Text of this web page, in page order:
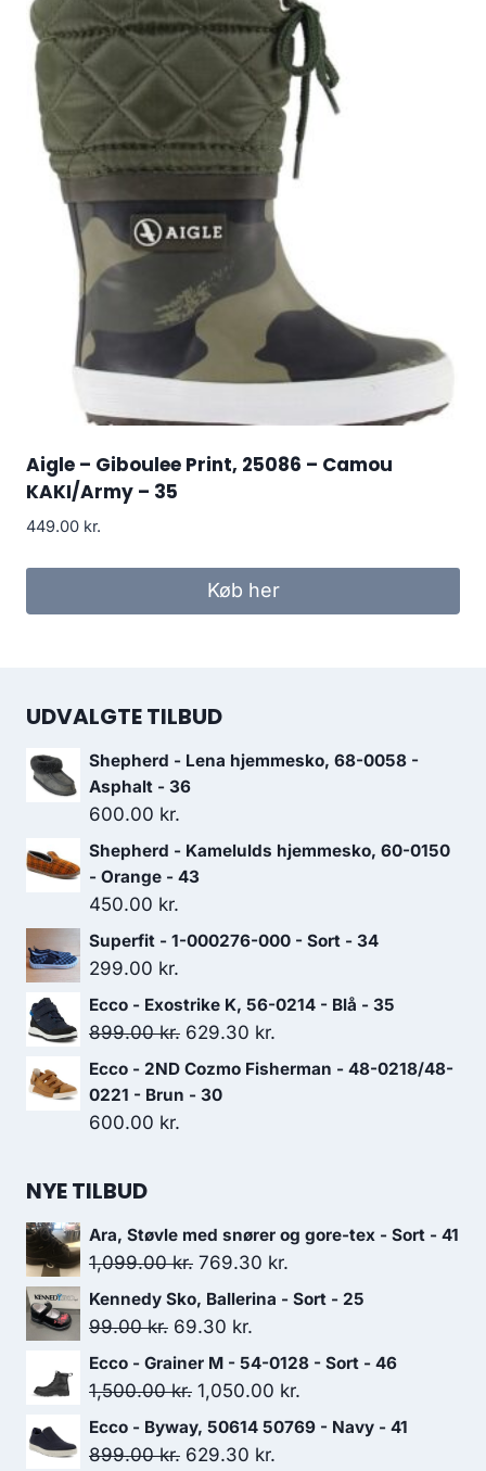
Aigle – Giboulee Print, 25086 – Camou
KAKI/Army – 35
449.00 kr.
Køb her
UDVALGTE TILBUD
Shepherd - Lena hjemmesko, 68-0058 -
Asphalt - 36
600.00 kr.
Shepherd - Kamelulds hjemmesko, 60-0150
- Orange - 43
450.00 kr.
Superfit - 1-000276-000 - Sort - 34
299.00 kr.
Ecco - Exostrike K, 56-0214 - Blå - 35
899.00kr. Den
oprindelige
pris
629.30 kr.
aktuelle
Ecco - 2ND Cozmo Fisherman - 48-0218/48-
0221 - Brun - 30
600.00 kr.
NYE TILBUD
Ara, Støvle med snører og gore-tex - Sort - 41
1,099.00kr. Den
oprindelige
pris
1,099.00 kr..
769.30 kr.
aktuelle
Kennedy Sko, Ballerina - Sort - 25
99.00kr. Den
oprindelige
pris
99.00 kr..
69.30 kr.
aktuelle
pris
69.30 kr..
Ecco - Grainer M - 54-0128 - Sort - 46
1,500.00kr. Den
oprindelige
pris
1,050.00 kr.
aktuelle
Ecco - Byway, 50614 50769 - Navy - 41
899.00kr. Den
629.30 kr.